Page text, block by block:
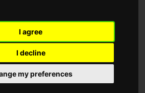
I agree
I decline
my preferences
Az árak megtekintéséhez
be kell